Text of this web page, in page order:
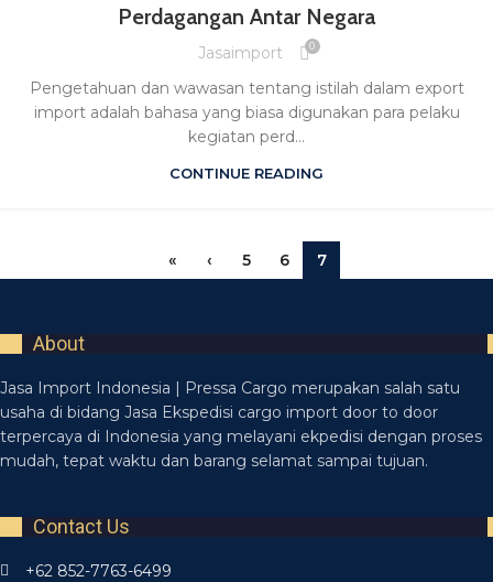
Perdagangan Antar Negara
Jasaimport 0
Pengetahuan dan wawasan tentang istilah dalam export
import adalah bahasa yang biasa digunakan para pelaku
kegiatan perd...
CONTINUE READING
« ‹ 5 6 7
About
Jasa Import Indonesia | Pressa Cargo merupakan salah satu
usaha di bidang Jasa Ekspedisi cargo import door to door
terpercaya di Indonesia yang melayani ekpedisi dengan proses
mudah, tepat waktu dan barang selamat sampai tujuan.
Contact Us
+62 852-7763-6499